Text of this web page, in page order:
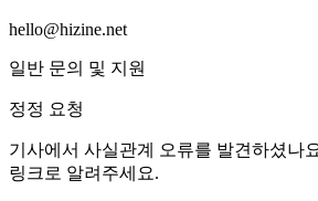
hello@hizine.net
일반 문의 및 지원
정정 요청
기사에서 사실관계 오류를 발견하셨나
링크로 알려주세요.